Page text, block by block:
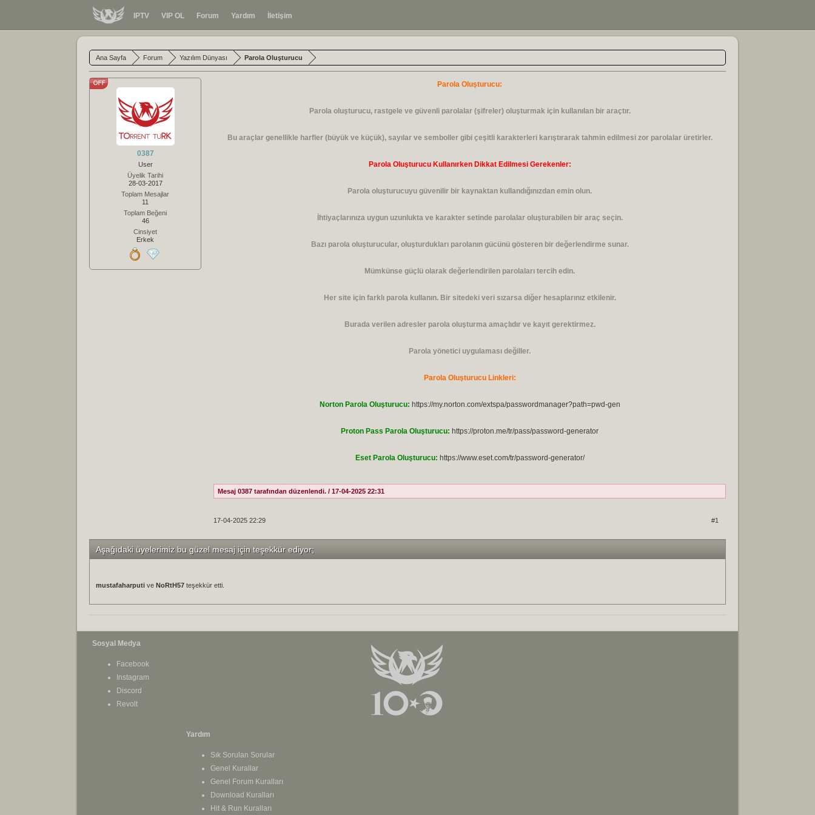
IPTV VIP OL Forum Yardım İletişim
Ana Sayfa Forum Yazılım Dünyası Parola Oluşturucu
0387
User
Üyelik Tarihi
28-03-2017
Toplam Mesajlar
11
Toplam Beğeni
46
Cinsiyet
Erkek
Parola Oluşturucu:
Parola oluşturucu, rastgele ve güvenli parolalar (şifreler) oluşturmak için kullanılan bir araçtır.
Bu araçlar genellikle harfler (büyük ve küçük), sayılar ve semboller gibi çeşitli karakterleri karıştırarak tahmin edilmesi zor parolalar üretirler.
Parola Oluşturucu Kullanırken Dikkat Edilmesi Gerekenler:
Parola oluşturucuyu güvenilir bir kaynaktan kullandığınızdan emin olun.
İhtiyaçlarınıza uygun uzunlukta ve karakter setinde parolalar oluşturabilen bir araç seçin.
Bazı parola oluşturucular, oluşturdukları parolanın gücünü gösteren bir değerlendirme sunar.
Mümkünse güçlü olarak değerlendirilen parolaları tercih edin.
Her site için farklı parola kullanın. Bir sitedeki veri sızarsa diğer hesaplarınız etkilenir.
Burada verilen adresler parola oluşturma amaçlıdır ve kayıt gerektirmez.
Parola yönetici uygulaması değiller.
Parola Oluşturucu Linkleri:
Norton Parola Oluşturucu: https://my.norton.com/extspa/passwordmanager?path=pwd-gen
Proton Pass Parola Oluşturucu: https://proton.me/tr/pass/password-generator
Eset Parola Oluşturucu: https://www.eset.com/tr/password-generator/
Mesaj 0387 tarafından düzenlendi. / 17-04-2025 22:31
#1
17-04-2025 22:29
Aşağıdaki üyelerimiz bu güzel mesaj için teşekkür ediyor;
mustafaharputi ve NoRtH57 teşekkür etti.
Sosyal Medya
Facebook
Instagram
Discord
Revolt
Yardım
Sık Sorulan Sorular
Genel Kurallar
Genel Forum Kuralları
Download Kuralları
Hit & Run Kuralları